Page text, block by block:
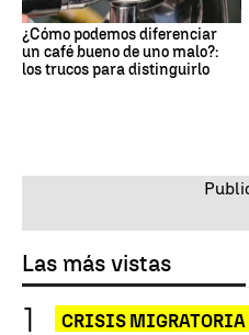
¿Cómo podemos diferenciar
un café bueno de uno malo?:
los trucos para distinguirlo
Las más vistas
CRISIS MIGRATORIA